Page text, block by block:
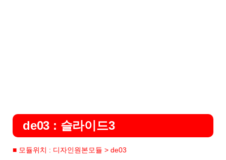
de03 : 슬라이드3
■ 모듈위치 : 디자인원본모듈 > de03